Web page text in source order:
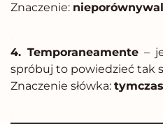
Znaczenie:
.
4. Temporaneamente –
spróbuj to powiedzieć tak
Znaczenie słówka:
.